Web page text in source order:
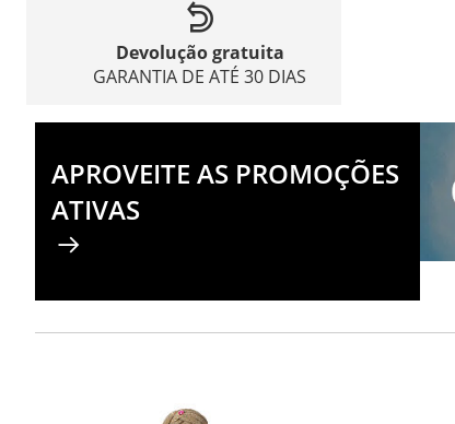
Devolução gratuita
GARANTIA DE ATÉ 30 DIAS
APROVEITE AS PROMOÇÕES
ATIVAS